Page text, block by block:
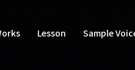
Lesson Sample